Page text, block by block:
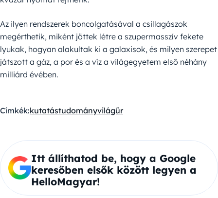
Az ilyen rendszerek boncolgatásával a csillagászok
megérthetik, miként jöttek létre a szupermasszív fekete
lyukak, hogyan alakultak ki a galaxisok, és milyen szerepet
játszott a gáz, a por és a víz a világegyetem első néhány
milliárd évében.
Címkék:kutatástudományvilágűr
Itt állíthatod be, hogy a Google
keresőben elsők között legyen a
HelloMagyar!